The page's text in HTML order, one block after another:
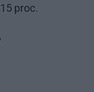
proc.